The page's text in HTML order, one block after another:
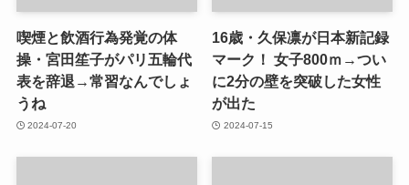
喫煙と飲酒行為発覚の体
操・宮田笙子がパリ五輪代
表を辞退→常習なんでしょ
うね
2024-07-20
16歳・久保凛が日本新記録
マーク！ 女子800ｍ→つい
に2分の壁を突破した女性
が出た
2024-07-15